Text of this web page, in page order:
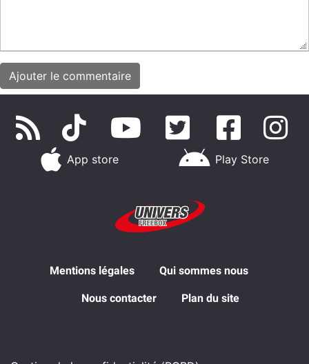
App store Play Store
Mentions légales Qui sommes nous
Nous contacter Plan du site